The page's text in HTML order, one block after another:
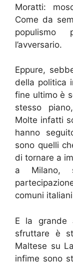
Moratti:
Come da
populismo
l’avversario.
Eppure,
della politica
fine ultimo è
stesso
Molte infatti
hanno
sono quelli
di tornare a
a Milano,
comuni
E la grande
sfruttare è
Maltese su
infime sono